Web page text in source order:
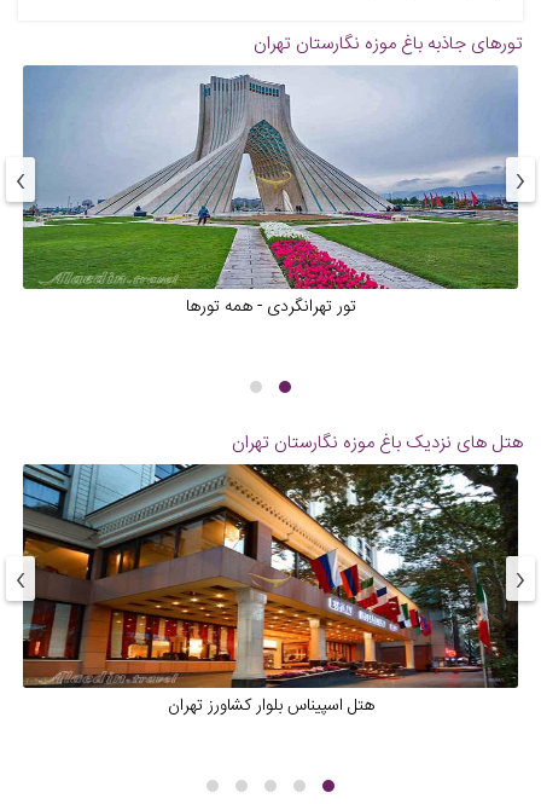
تورهای جاذبه باغ موزه نگارستان تهران
تور تهرانگردی - همه تورها
‹
›
هتل های نزدیک باغ موزه نگارستان تهران
هتل اسپیناس بلوار کشاورز تهران
‹
›